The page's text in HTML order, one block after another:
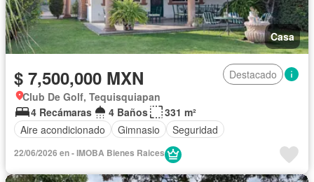
Casa
$ 7,500,000 MXN
Destacado
Club De Golf, Tequisquiapan
4 Recámaras
4 Baños
331 m²
Aire acondicionado
Gimnasio Seguridad
22/06/2026 en - IMOBA Bienes Raices